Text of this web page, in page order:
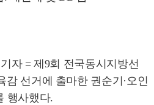
자 = 제9회 전국동시지방선
감 선거에 출마한 권순기·오인
행사했다.